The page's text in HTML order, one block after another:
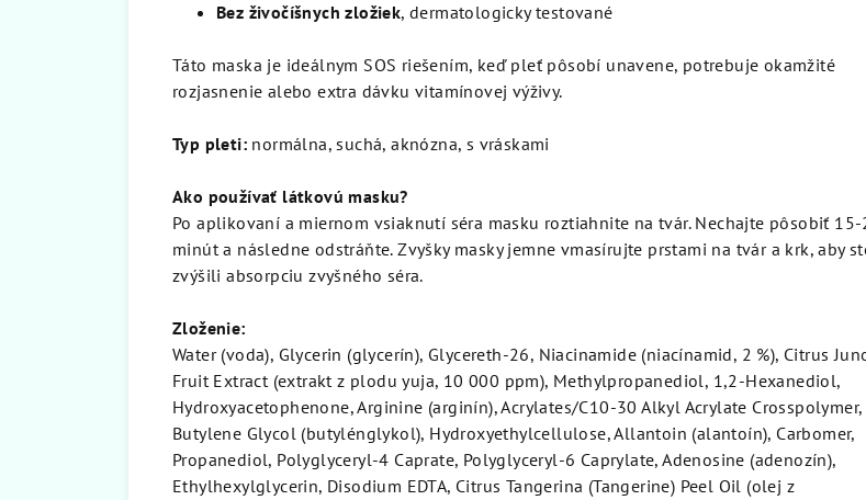
Bez živočíšnych zložiek, dermatologicky testované
Táto maska je ideálnym SOS riešením, keď pleť pôsobí unavene, potrebuje okamžité
rozjasnenie alebo extra dávku vitamínovej výživy.
Typ pleti: normálna, suchá, aknózna, s vráskami
Ako používať látkovú masku?
Po aplikovaní a miernom vsiaknutí séra masku roztiahnite na tvár. Nechajte pôsobiť
minút a následne odstráňte. Zvyšky masky jemne vmasírujte prstami na tvár a krk, aby
zvýšili absorpciu zvyšného séra.
Zloženie:
Water (voda), Glycerin (glycerín), Glycereth-26, Niacinamide (niacínamid, 2 %), Citrus
Fruit Extract (extrakt z plodu yuja, 10 000 ppm), Methylpropanediol, 1,2-Hexanediol,
Hydroxyacetophenone, Arginine (arginín), Acrylates/C10-30 Alkyl Acrylate Crosspolymer,
Butylene Glycol (butylénglykol), Hydroxyethylcellulose, Allantoin (alantoín), Carbomer,
Propanediol, Polyglyceryl-4 Caprate, Polyglyceryl-6 Caprylate, Adenosine (adenozín),
Ethylhexylglycerin, Disodium EDTA, Citrus Tangerina (Tangerine) Peel Oil (olej z